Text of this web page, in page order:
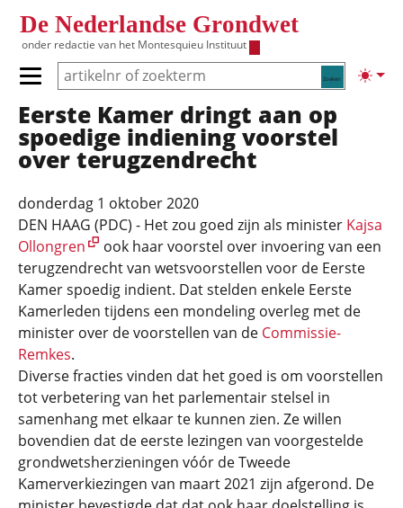
De Nederlandse Grondwet
onder redactie van het Montesquieu Instituut
Zoeken
Primair menu tonen/verbergen
Hoofdnavigatie
Eerste Kamer dringt aan op
spoedige indiening voorstel
over terugzendrecht
donderdag 1 oktober 2020
DEN HAAG (PDC) - Het zou goed zijn als minister Kajsa
Ollongren
ook haar voorstel over invoering van een
terugzendrecht van wetsvoorstellen voor de Eerste
Kamer spoedig indient. Dat stelden enkele Eerste
Kamerleden tijdens een mondeling overleg met de
minister over de voorstellen van de Commissie-
Remkes.
Diverse fracties vinden dat het goed is om voorstellen
tot verbetering van het parlementair stelsel in
samenhang met elkaar te kunnen zien. Ze willen
bovendien dat de eerste lezingen van voorgestelde
grondwetsherzieningen vóór de Tweede
Kamerverkiezingen van maart 2021 zijn afgerond. De